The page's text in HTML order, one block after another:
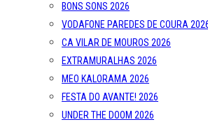
BONS SONS 2026
VODAFONE PAREDES DE COURA
CA VILAR DE MOUROS 2026
EXTRAMURALHAS 2026
MEO KALORAMA 2026
FESTA DO AVANTE! 2026
UNDER THE DOOM 2026